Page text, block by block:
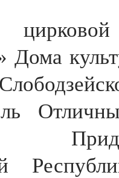
цирковой
Дома